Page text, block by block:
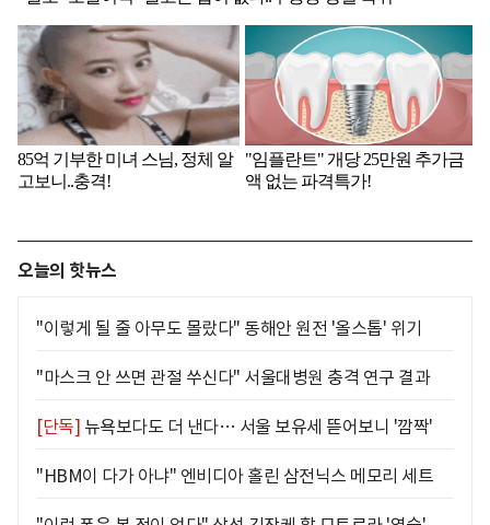
오늘의 핫뉴스
"이렇게 될 줄 아무도 몰랐다" 동해안 원전 '올스톱' 위기
"마스크 안 쓰면 관절 쑤신다" 서울대병원 충격 연구 결과
[단독] 뉴욕보다도 더 낸다… 서울 보유세 뜯어보니 '깜짝'
"HBM이 다가 아냐" 엔비디아 홀린 삼전닉스 메모리 세트